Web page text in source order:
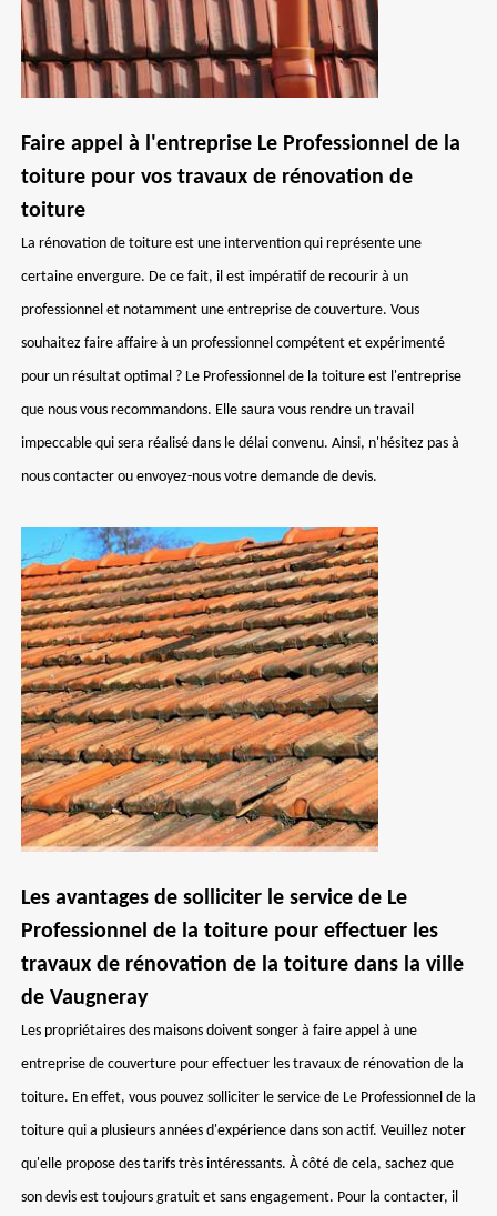
Faire appel à l'entreprise Le Professionnel de la
toiture pour vos travaux de rénovation de
toiture
La rénovation de toiture est une intervention qui représente une
certaine envergure. De ce fait, il est impératif de recourir à un
professionnel et notamment une entreprise de couverture. Vous
souhaitez faire affaire à un professionnel compétent et expérimenté
pour un résultat optimal ? Le Professionnel de la toiture est l'entreprise
que nous vous recommandons. Elle saura vous rendre un travail
impeccable qui sera réalisé dans le délai convenu. Ainsi, n'hésitez pas à
nous contacter ou envoyez-nous votre demande de devis.
Les avantages de solliciter le service de Le
Professionnel de la toiture pour effectuer les
travaux de rénovation de la toiture dans la ville
de Vaugneray
Les propriétaires des maisons doivent songer à faire appel à une
entreprise de couverture pour effectuer les travaux de rénovation de la
toiture. En effet, vous pouvez solliciter le service de Le Professionnel de la
toiture qui a plusieurs années d'expérience dans son actif. Veuillez noter
qu'elle propose des tarifs très intéressants. À côté de cela, sachez que
son devis est toujours gratuit et sans engagement. Pour la contacter, il